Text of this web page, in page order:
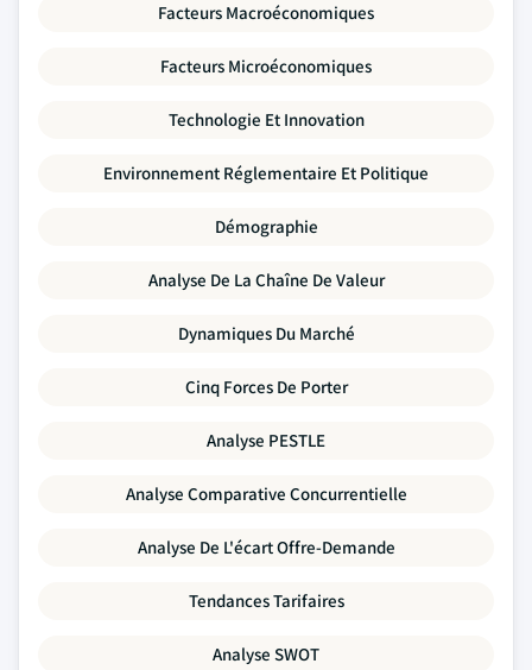
Facteurs Macroéconomiques
Facteurs Microéconomiques
Technologie Et Innovation
Environnement Réglementaire Et Politique
Démographie
Analyse De La Chaîne De Valeur
Dynamiques Du Marché
Cinq Forces De Porter
Analyse PESTLE
Analyse Comparative Concurrentielle
Analyse De L'écart Offre-Demande
Tendances Tarifaires
Analyse SWOT